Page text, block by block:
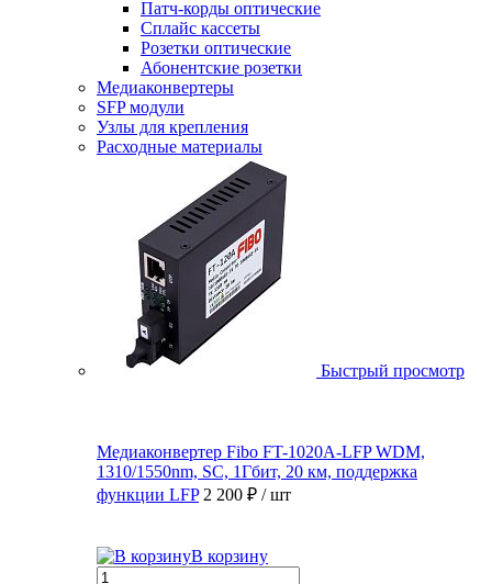
Патч-корды оптические
Сплайс кассеты
Розетки оптические
Абонентские розетки
Медиаконвертеры
SFP модули
Узлы для крепления
Расходные материалы
Быстрый просмотр
Медиаконвертер Fibo FT-1020A-LFP WDM,
1310/1550nm, SC, 1Гбит, 20 км, поддержка
функции LFP 2 200 ₽ / шт
В корзину